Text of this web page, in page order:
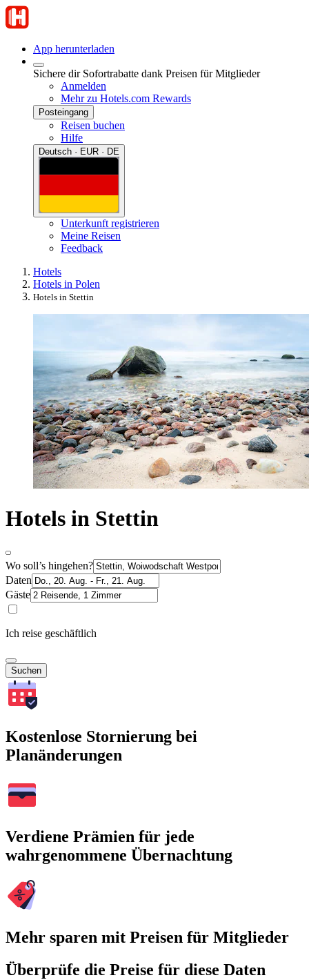
App herunterladen
Sichere dir Sofortrabatte dank Preisen für Mitglieder
Anmelden
Mehr zu Hotels.com Rewards
Posteingang
Reisen buchen
Hilfe
Deutsch · EUR · DE
Unterkunft registrieren
Meine Reisen
Feedback
Hotels
Hotels in Polen
Hotels in Stettin
Hotels in Stettin
Wo soll’s hingehen?
Daten
Gäste
Ich reise geschäftlich
Suchen
Kostenlose Stornierung bei
Planänderungen
Verdiene Prämien für jede
wahrgenommene Übernachtung
Mehr sparen mit Preisen für Mitglieder
Überprüfe die Preise für diese Daten